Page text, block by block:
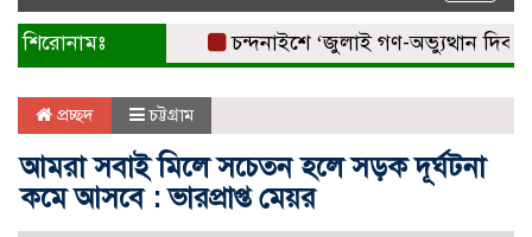
শিরোনামঃ চন্দনাইশে ‘জুলাই গণ-অভ্যুত্থান দিবস’
প্রচ্ছদ চট্টগ্রাম
আমরা সবাই মিলে সচেতন হলে সড়ক দূর্ঘটনা
কমে আসবে : ভারপ্রাপ্ত মেয়র